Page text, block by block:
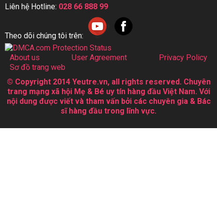
Liên hệ Hotline: 028 66 888 99
Theo dõi chúng tôi trên:
About us User Agreement
Privacy Policy
Sơ đồ trang web
© Copyright 2014 Yeutre.vn, all rights reserved. Chuyên
trang mạng xã hội Mẹ & Bé uy tín hàng đầu Việt Nam. Với
nội dung được viết và tham vấn bởi các chuyên gia & Bác
sĩ hàng đầu trong lĩnh vực.